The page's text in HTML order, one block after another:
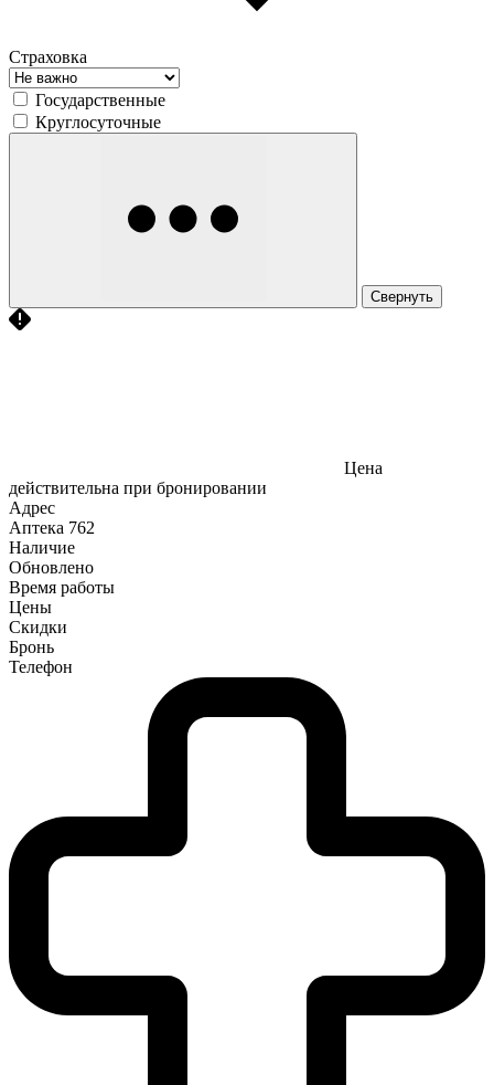
Страховка
Государственные
Круглосуточные
Свернуть
Цена
действительна при бронировании
Адрес
Аптека 762
Наличие
Обновлено
Время работы
Цены
Скидки
Бронь
Телефон